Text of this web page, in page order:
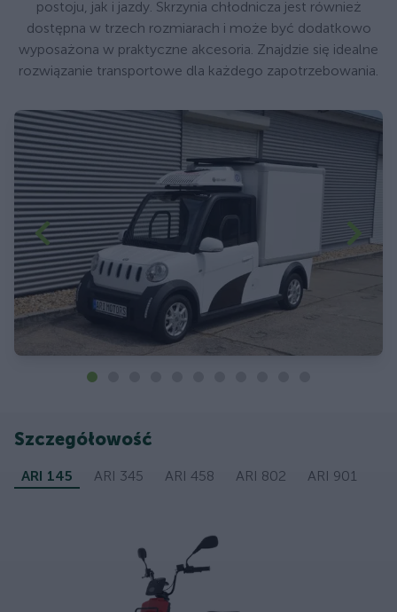
postoju, jak i jazdy. Skrzynia chłodnicza jest również
dostępna w trzech rozmiarach i może być dodatkowo
wyposażona w praktyczne akcesoria. Znajdzie się idealne
rozwiązanie transportowe dla każdego zapotrzebowania.
Szczegółowość
ARI 145 ARI 345 ARI 458 ARI 802 ARI 901